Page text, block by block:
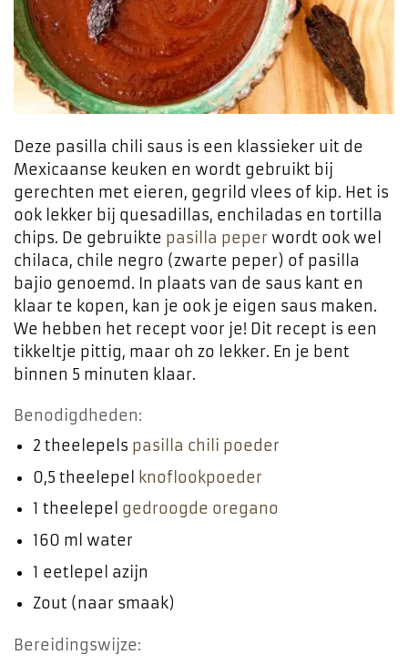
Deze pasilla chili saus is een klassieker uit de
Mexicaanse keuken en wordt gebruikt bij
gerechten met eieren, gegrild vlees of kip. Het is
ook lekker bij quesadillas, enchiladas en tortilla
chips. De gebruikte pasilla peper wordt ook wel
chilaca, chile negro (zwarte peper) of pasilla
bajio genoemd. In plaats van de saus kant en
klaar te kopen, kan je ook je eigen saus maken.
We hebben het recept voor je! Dit recept is een
tikkeltje pittig, maar oh zo lekker. En je bent
binnen 5 minuten klaar.
Benodigdheden:
2 theelepels pasilla chili poeder
0,5 theelepel
knoflookpoeder
1 theelepel gedroogde oregano
160 ml water
1 eetlepel azijn
Zout (naar smaak)
Bereidingswijze: